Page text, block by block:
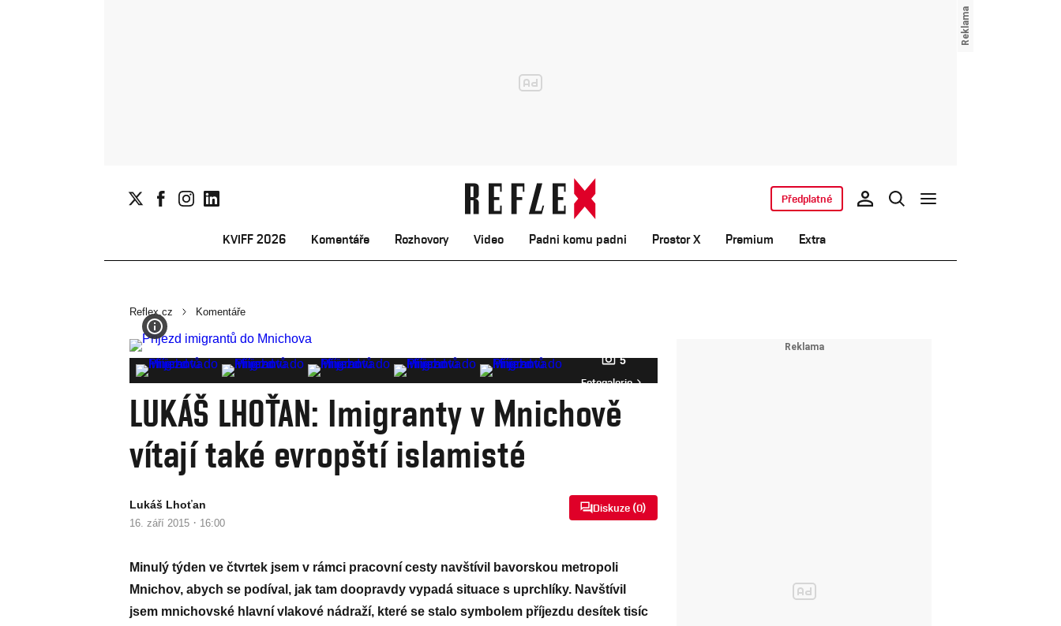
KVIFF 2026 Komentáře Rozhovory Video Padni komu padni Prostor X Premium Extra
Předplatné
Reflex.cz Komentáře
5
Fotogalerie
LUKÁŠ LHOŤAN: Imigranty v Mnichově
vítají také evropští islamisté
Lukáš Lhoťan
16. září 2015 · 16:00
Diskuze (0)
Minulý týden ve čtvrtek jsem v rámci pracovní cesty navštívil bavorskou metropoli
Mnichov, abych se podíval, jak tam doopravdy vypadá situace s uprchlíky. Navštívil
jsem mnichovské hlavní vlakové nádraží, které se stalo symbolem příjezdu desítek tisíc